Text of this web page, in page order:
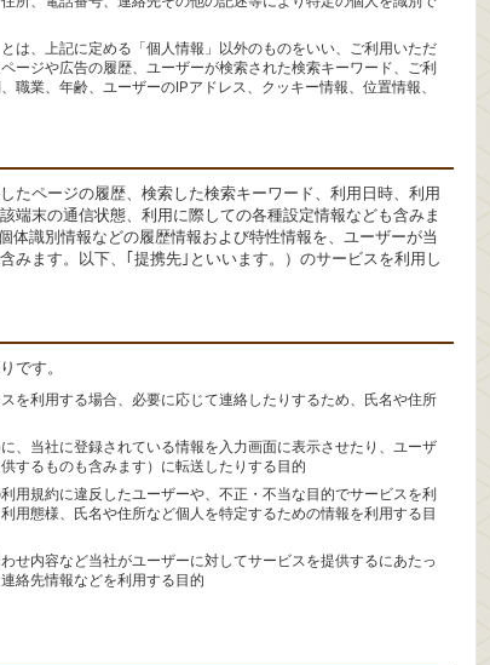
は、上記に定める「個人情報」以外のものをいい、ご利用いただ
ージや広告の履歴、ユーザーが検索された検索キーワード、ご利
職業、年齢、ユーザーのIPアドレス、クッキー情報、位置情報、
たページの履歴、検索した検索キーワード、利用日時、利用
端末の通信状態、利用に際しての各種設定情報なども含みま
体識別情報などの履歴情報および特性情報を、ユーザーが当
みます。以下、｢提携先｣といいます。）のサービスを利用し
です。
を利用する場合、必要に応じて連絡したりするため、氏名や住所
、当社に登録されている情報を入力画面に表示させたり、ユーザ
するものも含みます）に転送したりする目的
用規約に違反したユーザーや、不正・不当な目的でサービスを利
用態様、氏名や住所など個人を特定するための情報を利用する目
せ内容など当社がユーザーに対してサービスを提供するにあたっ
絡先情報などを利用する目的